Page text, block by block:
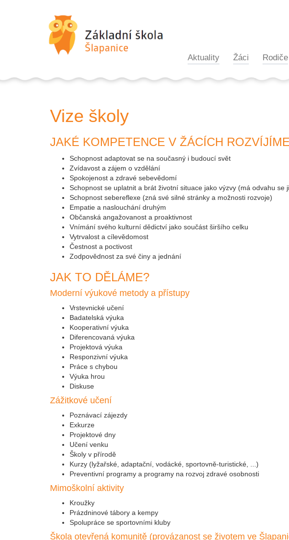
Aktuality Žáci Rodiče
Vize školy
JAKÉ KOMPETENCE V ŽÁCÍCH
Schopnost adaptovat se na současný i budoucí svět
Zvídavost a zájem o vzdělání
Spokojenost a zdravé sebevědomí
Schopnost se uplatnit a brát životní situace jako výzvy (má odvahu se
Schopnost sebereflexe (zná své silné stránky a možnosti rozvoje)
Empatie a naslouchání druhým
Občanská angažovanost a proaktivnost
Vnímání svého kulturní dědictví jako součást širšího celku
Vytrvalost a cílevědomost
Čestnost a poctivost
Zodpovědnost za své činy a jednání
JAK TO DĚLÁME?
Moderní výukové metody a přístupy
Vrstevnické učení
Badatelská výuka
Kooperativní výuka
Diferencovaná výuka
Projektová výuka
Responzivní výuka
Práce s chybou
Výuka hrou
Diskuse
Zážitkové učení
Poznávací zájezdy
Exkurze
Projektové dny
Učení venku
Školy v přírodě
Kurzy (lyžařské, adaptační, vodácké, sportovně-turistické, ...)
Preventivní programy a programy na rozvoj zdravé osobnosti
Mimoškolní aktivity
Kroužky
Prázdninové tábory a kempy
Spolupráce se sportovními kluby
Škola otevřená komunitě (provázanost se životem ve